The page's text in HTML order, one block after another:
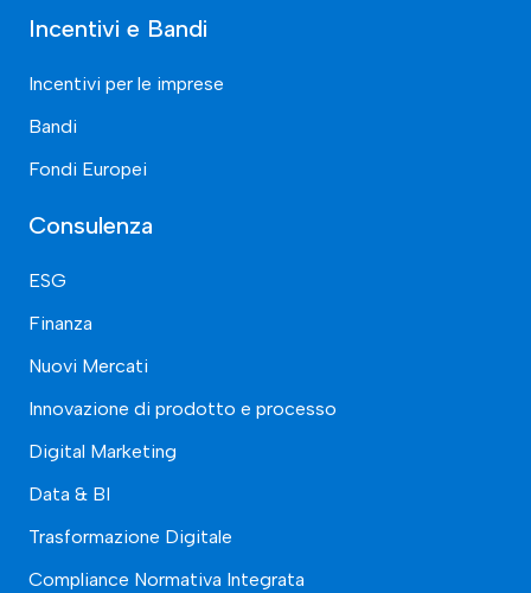
Incentivi e Bandi
Incentivi per le imprese
Bandi
Fondi Europei
Consulenza
ESG
Finanza
Nuovi Mercati
Innovazione di prodotto e processo
Digital Marketing
Data & BI
Trasformazione Digitale
Compliance Normativa Integrata